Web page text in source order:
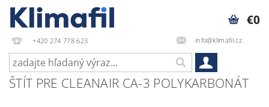
+420 274 778 623 info@klimafil.cz
€0
ŠTÍT PRE CLEANAIR CA-3 POLYKARBONÁT